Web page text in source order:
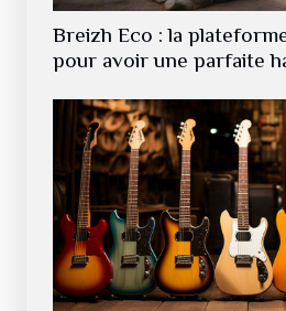
Breizh Eco : la
pour avoir une parfaite